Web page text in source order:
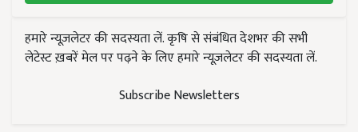
हमारे न्यूज़लेटर की सदस्यता लें. कृषि से संबंधित देशभर की सभी
लेटेस्ट ख़बरें मेल पर पढ़ने के लिए हमारे न्यूज़लेटर की सदस्यता लें.
Subscribe Newsletters